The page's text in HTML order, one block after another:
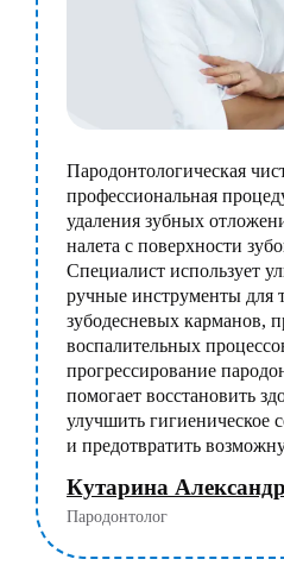
Пародонтологическая
профессиональная
удаления зубных
налета с поверхности
Специалист использует
ручные инструменты для
зубодесневых карманов,
воспалительных
прогрессирование
помогает восстановить
улучшить гигиеническое
и предотвратить
Кутарина
Пародонтолог